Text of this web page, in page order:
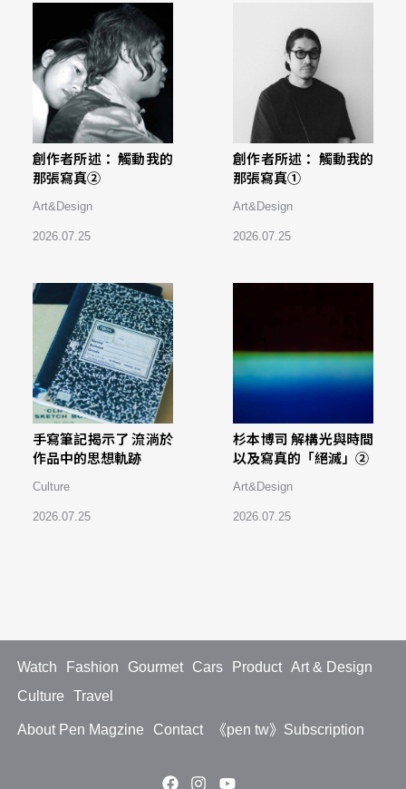
創作者所述： 觸動我的
那張寫真②
Art&Design
2026.07.25
創作者所述： 觸動我的
那張寫真①
Art&Design
2026.07.25
手寫筆記揭示了 流淌於
作品中的思想軌跡
Culture
2026.07.25
杉本博司 解構光與時間
以及寫真的「絕滅」②
Art&Design
2026.07.25
Watch Fashion Gourmet Cars Product
Art & Design
Culture
Travel
About Pen Magzine Contact 《pen tw》Subscription